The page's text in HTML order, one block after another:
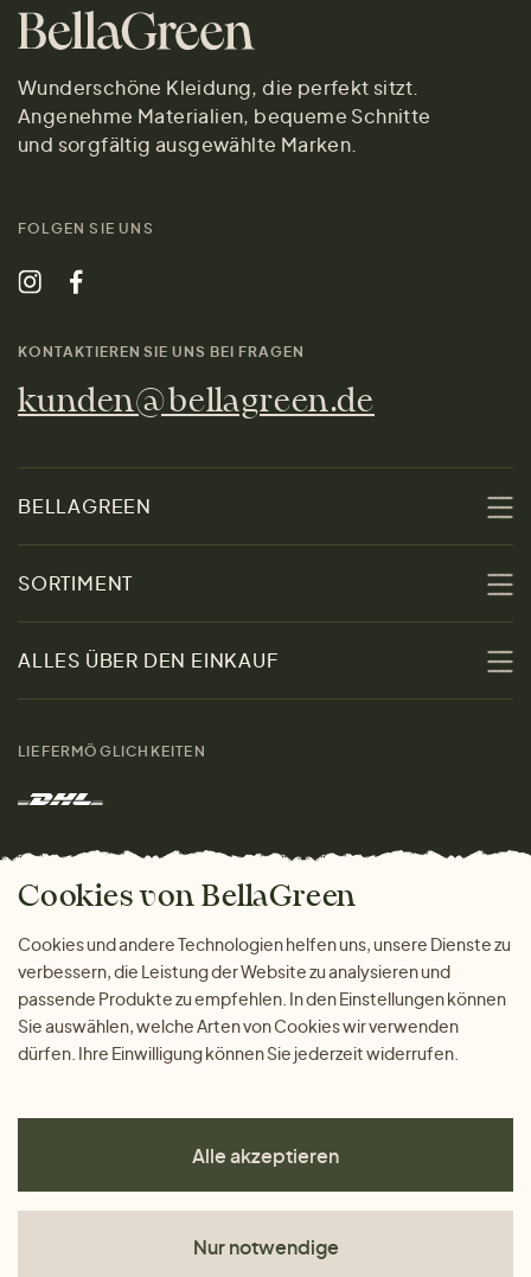
Wunderschöne Kleidung, die perfekt sitzt.
Angenehme Materialien, bequeme Schnitte
und sorgfältig ausgewählte Marken.
FOLGEN SIE UNS
KONTAKTIEREN SIE UNS BEI FRAGEN
kunden@bellagreen.de
BELLAGREEN
Nachhaltigkeit
Kontakt
Marken
Das freundliche Magazin
SORTIMENT
Damen
Herren
Geschenke
ALLES ÜBER DEN EINKAUF
Warum bei uns einkaufen
LIEFERMÖGLICHKEITEN
ZAHLUNGSMÖGLICHKEITEN
Cookies von BellaGreen
Cookies und andere Technologien helfen uns, unsere Dienste zu
verbessern, die Leistung der Website zu analysieren und
passende Produkte zu empfehlen. In den Einstellungen können
Sie auswählen, welche Arten von Cookies wir verwenden
dürfen. Ihre Einwilligung können Sie jederzeit widerrufen.
Alle akzeptieren
Nur notwendige